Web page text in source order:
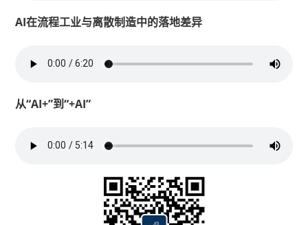
AI在流程工业与离散制造中的落地差异
从“AI+”到“+AI”